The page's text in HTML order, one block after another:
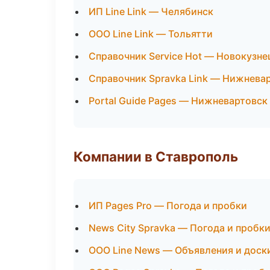
ИП Line Link — Челябинск
ООО Line Link — Тольятти
Справочник Service Hot —
Справочник Spravka Link —
Portal Guide Pages — Нижневартовск
Компании в Ставрополь
ИП Pages Pro — Погода и пробки
News City Spravka — Погода и пробки
ООО Line News — Объявления и